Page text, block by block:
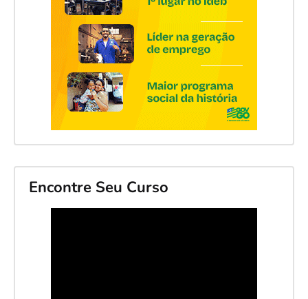
Encontre Seu Curso